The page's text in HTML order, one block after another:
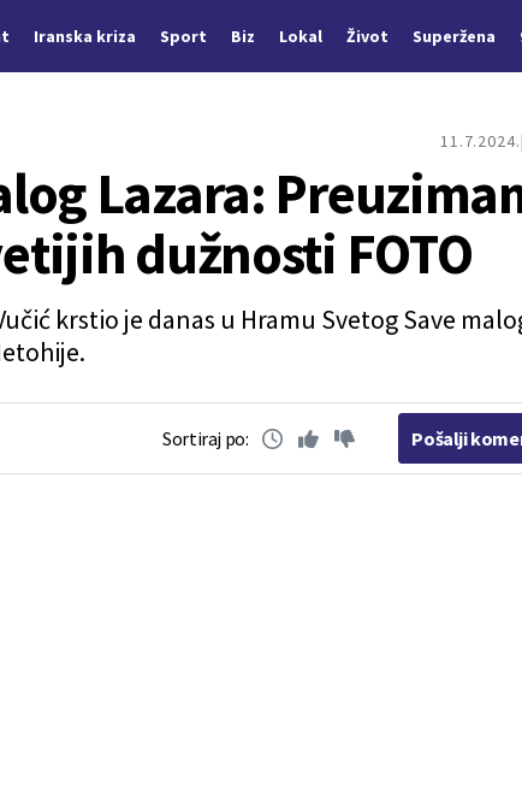
Iranska kriza Sport Biz Lokal Život Superžena
11.7.2024.
Lazara:
dužnosti FOTO
krstio je danas u Hramu Svetog Save
Sortiraj po: Pošalji